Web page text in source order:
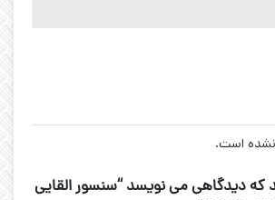
نشده است.
که دیدگاهی می نویسد “سنسور القایی